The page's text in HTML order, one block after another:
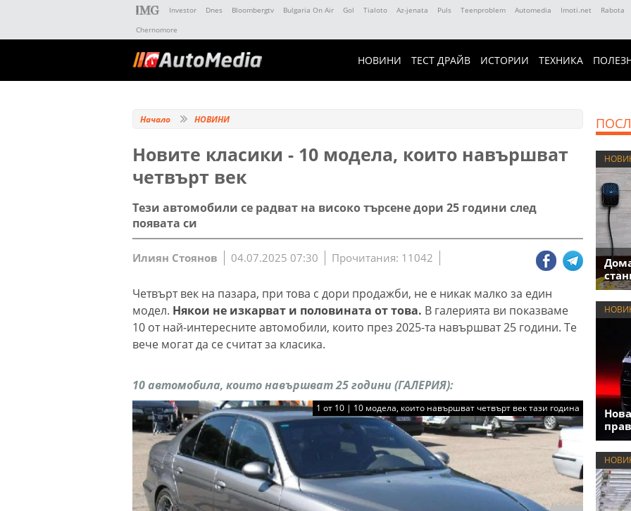
Investor Dnes Bloombergtv Bulgaria On Air Gol Tialoto Az-jenata Puls Teenproblem Automedia Imoti.net Rabota
Chernomore
НОВИНИ ТЕСТ ДРАЙВ ИСТОРИИ ТЕХНИКА
Начало НОВИНИ
Новите класики - 10 модела, които навършват
четвърт век
Тези автомобили се радват на високо търсене дори 25 години след
появата си
Илиян Стоянов 04.07.2025 07:30 Прочитания: 11042
Четвърт век на пазара, при това с дори продажби, не е никак малко за един
модел. Някои не изкарват и половината от това. В галерията ви показваме
10 от най-интересните автомобили, които през 2025-та навършват 25 години. Те
вече могат да се считат за класика.
10 автомобила, които навършват 25 години (ГАЛЕРИЯ):
1 от 10 | 10 модела, които навършват четвърт век тази година